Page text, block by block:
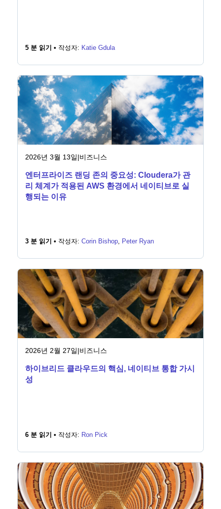
5 분 읽기 • 작성자: Katie Gdula
2026년 3월 13일|비즈니스
엔터프라이즈 랜딩 존의 중요성: Cloudera가 관
리 체계가 적용된 AWS 환경에서 네이티브로 실
행되는 이유
3 분 읽기 • 작성자: Corin Bishop, Peter Ryan
2026년 2월 27일|비즈니스
하이브리드 클라우드의 핵심, 네이티브 통합 가시
성
6 분 읽기 • 작성자: Ron Pick